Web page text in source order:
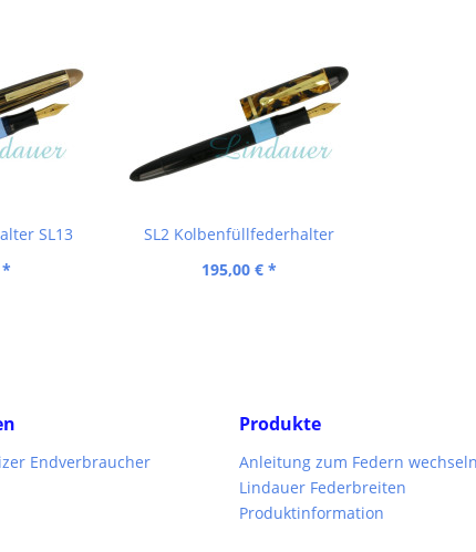
SL13
*
SL2 Kolbenfüllfederhalter
195,00 € *
Endverbraucher
Produkte
Anleitung zum Federn wechseln
Lindauer Federbreiten
Produktinformation